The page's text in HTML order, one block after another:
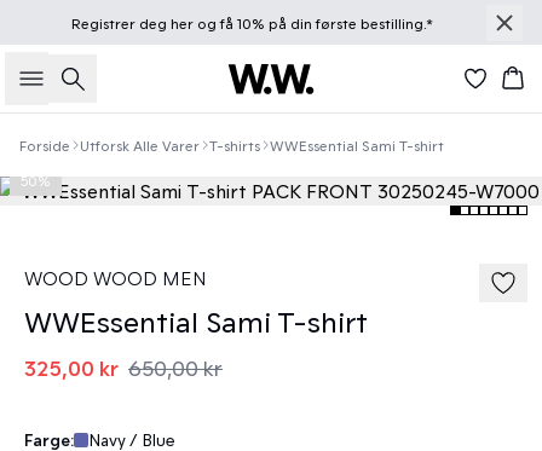
Registrer deg herog få 10% på din første bestilling.*
Søk
Forside Utforsk Alle Varer T-shirts WWEssential Sami T-shirt
50%
WOOD WOOD MEN
WWEssential Sami T-shirt
325,00 kr 650,00 kr
Farge: Navy / Blue